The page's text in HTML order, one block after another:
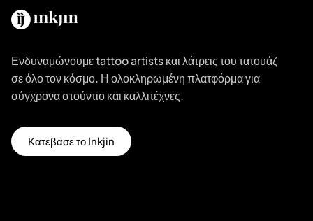
Ενδυναμώνουμε tattoo artists και λάτρεις του τατουάζ
σε όλο τον κόσμο. Η ολοκληρωμένη πλατφόρμα για
σύγχρονα στούντιο και καλλιτέχνες.
Κατέβασε το Inkjin